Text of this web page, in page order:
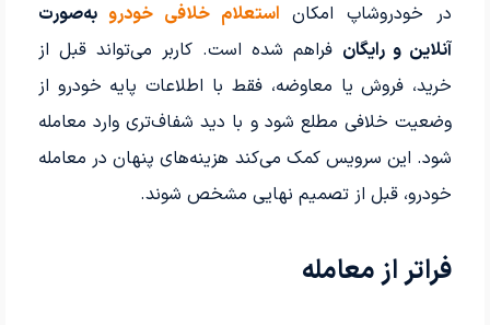
در خودروشاپ امکان استعلام خلافی خودروبه‌صورت
آنلاین و رایگان فراهم شده است. کاربر می‌تواند قبل از
خرید، فروش یا معاوضه، فقط با اطلاعات پایه خودرو از
وضعیت خلافی مطلع شود و با دید شفاف‌تری وارد معامله
شود. این سرویس کمک می‌کند هزینه‌های پنهان در معامله
خودرو، قبل از تصمیم نهایی مشخص شوند.
فراتر از معامله